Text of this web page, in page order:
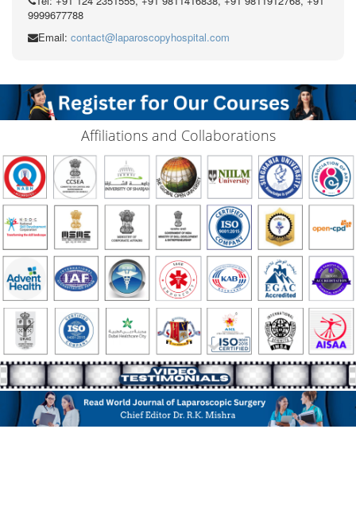
9999677788
Email: contact@laparoscopyhospital.com
Affiliations and Collaborations